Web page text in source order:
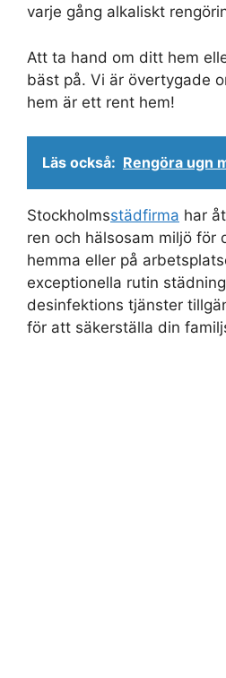
varje gång alkaliskt
Att ta hand om ditt hem
bäst på. Vi är övertygade
hem är ett rent hem!
Läs också: Rengöra ugn
Stockholmsstädfirma har
ren och hälsosam miljö för
hemma eller på
exceptionella rutin
desinfektions tjänster
för att säkerställa din